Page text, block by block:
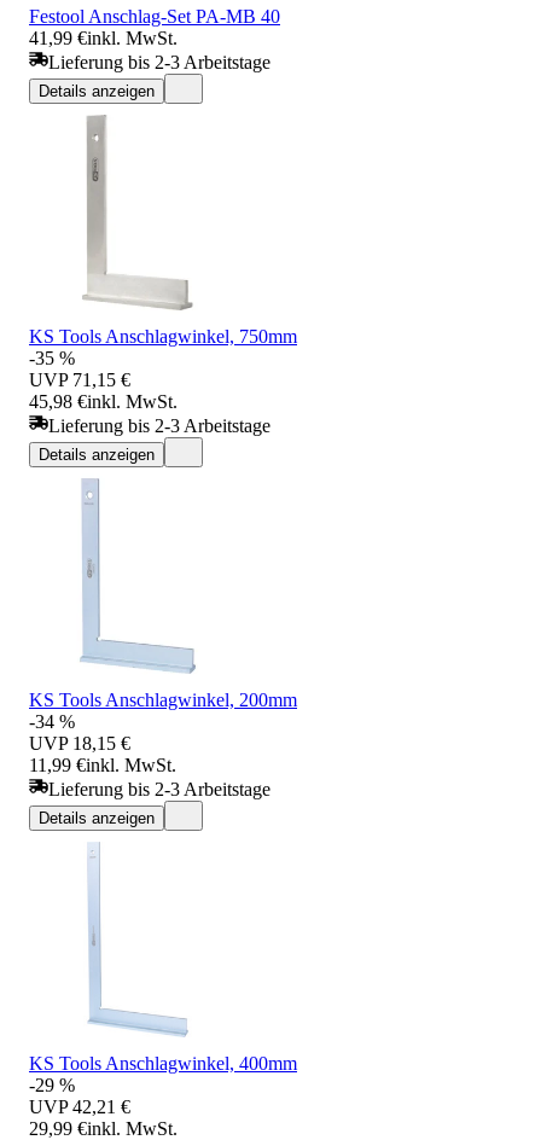
Festool Anschlag-Set PA-MB 40
41,99 €inkl. MwSt.
Lieferung bis 2-3 Arbeitstage
Details anzeigen
KS Tools Anschlagwinkel, 750mm
-35 %
UVP 71,15 €
45,98 €inkl. MwSt.
Lieferung bis 2-3 Arbeitstage
Details anzeigen
KS Tools Anschlagwinkel, 200mm
-34 %
UVP 18,15 €
11,99 €inkl. MwSt.
Lieferung bis 2-3 Arbeitstage
Details anzeigen
KS Tools Anschlagwinkel, 400mm
-29 %
UVP 42,21 €
29,99 €inkl. MwSt.